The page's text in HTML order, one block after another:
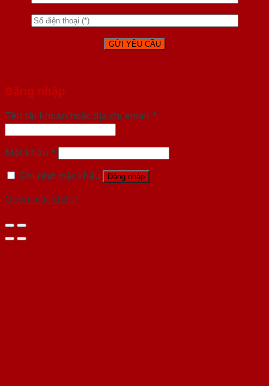
Đăng nhập
Tên tài khoản hoặc địa chỉ email *
Mật khẩu *
Ghi nhớ mật khẩu
Đăng nhập
Quên mật khẩu?